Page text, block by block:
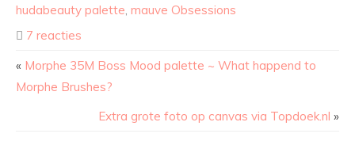
hudabeauty palette, mauve Obsessions
7 reacties
« Morphe 35M Boss Mood palette ~ What happend to
Morphe Brushes?
Extra grote foto op canvas via Topdoek.nl »